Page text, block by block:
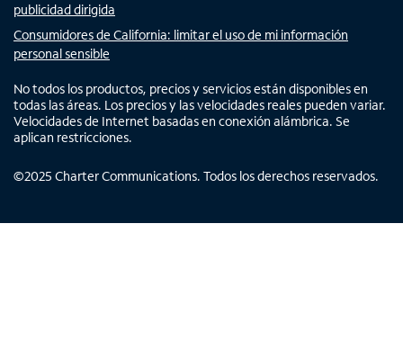
publicidad dirigida
Consumidores de California: limitar el uso de mi información
personal sensible
No todos los productos, precios y servicios están disponibles en
todas las áreas. Los precios y las velocidades reales pueden variar.
Velocidades de Internet basadas en conexión alámbrica. Se
aplican restricciones.
©2025 Charter Communications. Todos los derechos reservados.